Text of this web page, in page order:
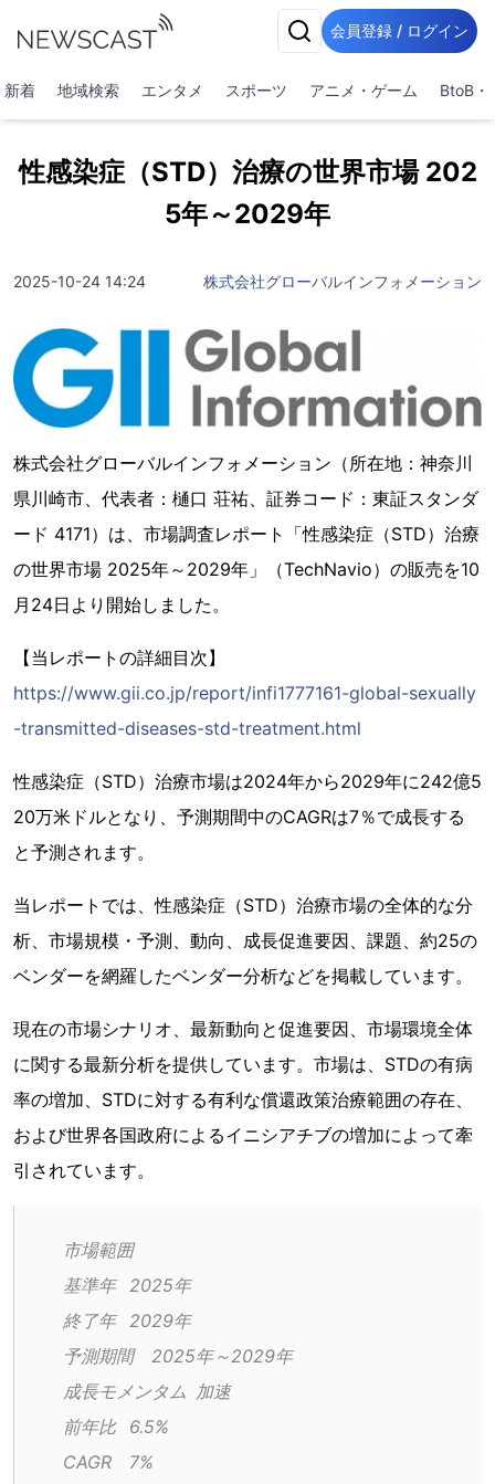
会員登録 / ログイン
新着 地域検索 エンタメ スポーツ アニメ・ゲーム BtoB・
性感染症（STD）治療の世界市場 202
5年～2029年
2025-10-24 14:24 株式会社グローバルインフォメーション
株式会社グローバルインフォメーション（所在地：神奈川
県川崎市、代表者：樋口 荘祐、証券コード：東証スタンダ
ード 4171）は、市場調査レポート「性感染症（STD）治療
の世界市場 2025年～2029年」（TechNavio）の販売を10
月24日より開始しました。
【当レポートの詳細目次】
https://www.gii.co.jp/report/infi1777161-global-sexually
-transmitted-diseases-std-treatment.html
性感染症（STD）治療市場は2024年から2029年に242億5
20万米ドルとなり、予測期間中のCAGRは7％で成長する
と予測されます。
当レポートでは、性感染症（STD）治療市場の全体的な分
析、市場規模・予測、動向、成長促進要因、課題、約25の
ベンダーを網羅したベンダー分析などを掲載しています。
現在の市場シナリオ、最新動向と促進要因、市場環境全体
に関する最新分析を提供しています。市場は、STDの有病
率の増加、STDに対する有利な償還政策治療範囲の存在、
および世界各国政府によるイニシアチブの増加によって牽
引されています。
市場範囲
基準年	2025年
終了年	2029年
予測期間	2025年～2029年
成長モメンタム	加速
前年比	6.5%
CAGR	7%